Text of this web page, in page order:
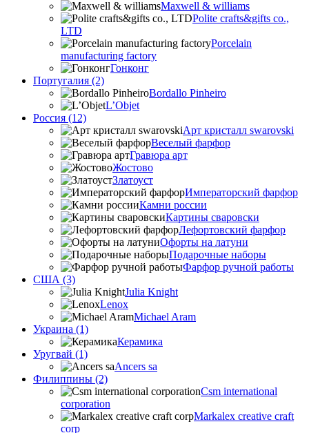
Maxwell & williams
Polite crafts&gifts co.,
LTD
Porcelain
manufacturing factory
Гонконг
Португалия (2)
Bordallo Pinheiro
L’Objet
Россия (12)
Арт кристалл swarovski
Веселый фарфор
Гравюра арт
Жостово
Златоуст
Императорский фарфор
Камни россии
Картины сваровски
Лефортовский фарфор
Офорты на латуни
Подарочные наборы
Фарфор ручной работы
США (3)
Julia Knight
Lenox
Michael Aram
Украина (1)
Керамика
Уругвай (1)
Ancers sa
Филиппины (2)
Csm international
corporation
Markalex creative craft
corp